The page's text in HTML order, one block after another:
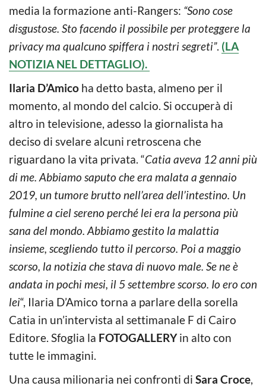
media la formazione anti-Rangers: “Sono cose
disgustose. Sto facendo il possibile per proteggere la
privacy ma qualcuno spiffera i nostri segreti”. (LA
NOTIZIA NEL DETTAGLIO).
Ilaria D’Amico ha detto basta, almeno per il
momento, al mondo del calcio. Si occuperà di
altro in televisione, adesso la giornalista ha
deciso di svelare alcuni retroscena che
riguardano la vita privata. “Catia aveva 12 anni più
di me. Abbiamo saputo che era malata a gennaio
2019, un tumore brutto nell’area dell’intestino. Un
fulmine a ciel sereno perché lei era la persona più
sana del mondo. Abbiamo gestito la malattia
insieme, scegliendo tutto il percorso. Poi a maggio
scorso, la notizia che stava di nuovo male. Se ne è
andata in pochi mesi, il 5 settembre scorso. Io ero con
lei“, Ilaria D’Amico torna a parlare della sorella
Catia in un’intervista al settimanale F di Cairo
Editore. Sfoglia la FOTOGALLERYin alto con
tutte le immagini.
Una causa milionaria nei confronti di Sara Croce,